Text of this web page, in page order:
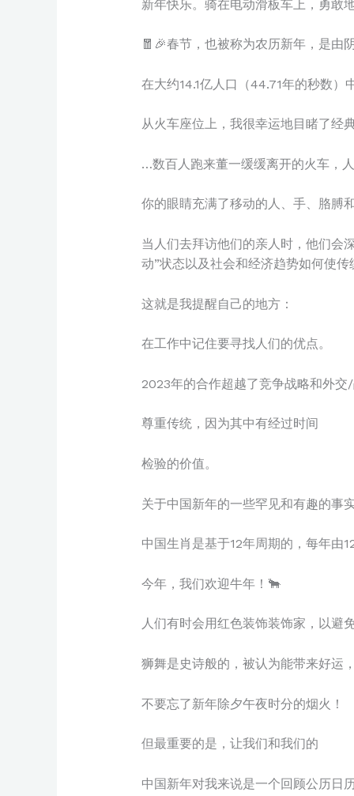
新年快乐。骑在电动滑板车上，勇敢
🧧🎉春节，也被称为农历新年，是由
在大约14.1亿人口（44.71年的秒数）
从火车座位上，我很幸运地目睹了经
…数百人跑来董一缓缓离开的火车，
你的眼睛充满了移动的人、手、胳膊
当人们去拜访他们的亲人时，他们会
动”状态以及社会和经济趋势如何使传
这就是我提醒自己的地方：
在工作中记住要寻找人们的优点。
2023年的合作超越了竞争战略和外交/
尊重传统，因为其中有经过时间
检验的价值。
关于中国新年的一些罕见和有趣的事实
中国生肖是基于12年周期的，每年由
今年，我们欢迎牛年！🐂
人们有时会用红色装饰装饰家，以避
狮舞是史诗般的，被认为能带来好运
不要忘了新年除夕午夜时分的烟火！
但最重要的是，让我们和我们的
中国新年对我来说是一个回顾公历日